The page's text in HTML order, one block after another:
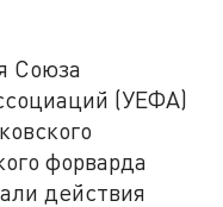
Союза
(УЕФА)
форварда
действия